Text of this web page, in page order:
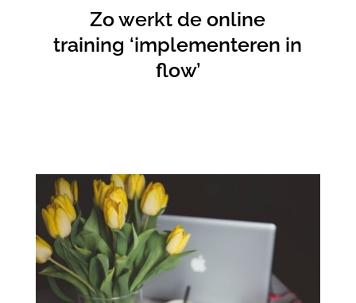
Zo werkt de online
training ‘implementeren in
flow’